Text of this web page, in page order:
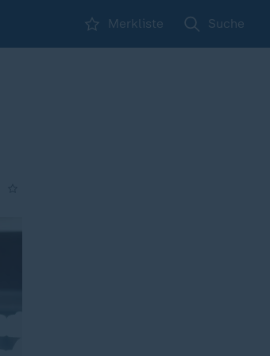
Merkliste Suche